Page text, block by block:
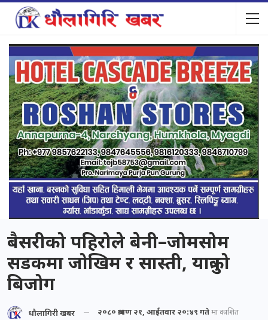
बैसरीको पहिरोले बेनी–जोमसोम
सडकमा जोखिम र सास्ती, यात्रुको
बिजोग
धौलागिरी खबर २०८० श्रावण २१, आईतवार २०:४९ गतेमा प्रकाशित